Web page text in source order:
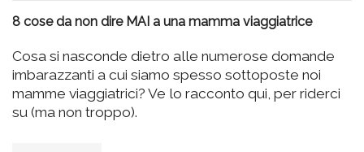
8 cose da non dire MAI a una mamma viaggiatrice
Cosa si nasconde dietro alle numerose domande
imbarazzanti a cui siamo spesso sottoposte noi
mamme viaggiatrici? Ve lo racconto qui, per riderci
su (ma non troppo).